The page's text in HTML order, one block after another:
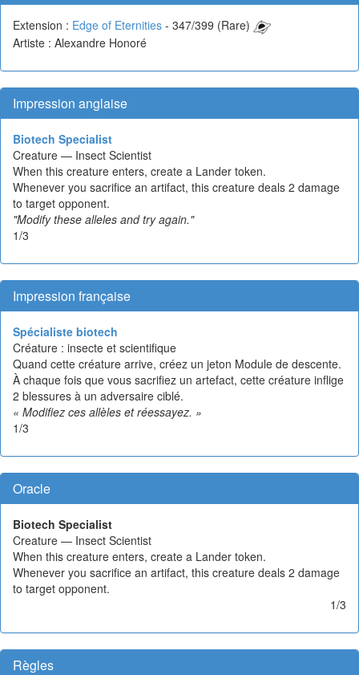
Extension : Edge of Eternities - 347/399 (Rare)
Artiste : Alexandre Honoré
Impression anglaise
Biotech Specialist
Creature — Insect Scientist
When this creature enters, create a Lander token.
Whenever you sacrifice an artifact, this creature deals 2 damage
to target opponent.
"Modify these alleles and try again."
1/3
Impression française
Spécialiste biotech
Créature : insecte et scientifique
Quand cette créature arrive, créez un jeton Module de descente.
À chaque fois que vous sacrifiez un artefact, cette créature inflige
2 blessures à un adversaire ciblé.
« Modifiez ces allèles et réessayez. »
1/3
Oracle
Biotech Specialist
Creature — Insect Scientist
When this creature enters, create a Lander token.
Whenever you sacrifice an artifact, this creature deals 2 damage
to target opponent.
1/3
Règles